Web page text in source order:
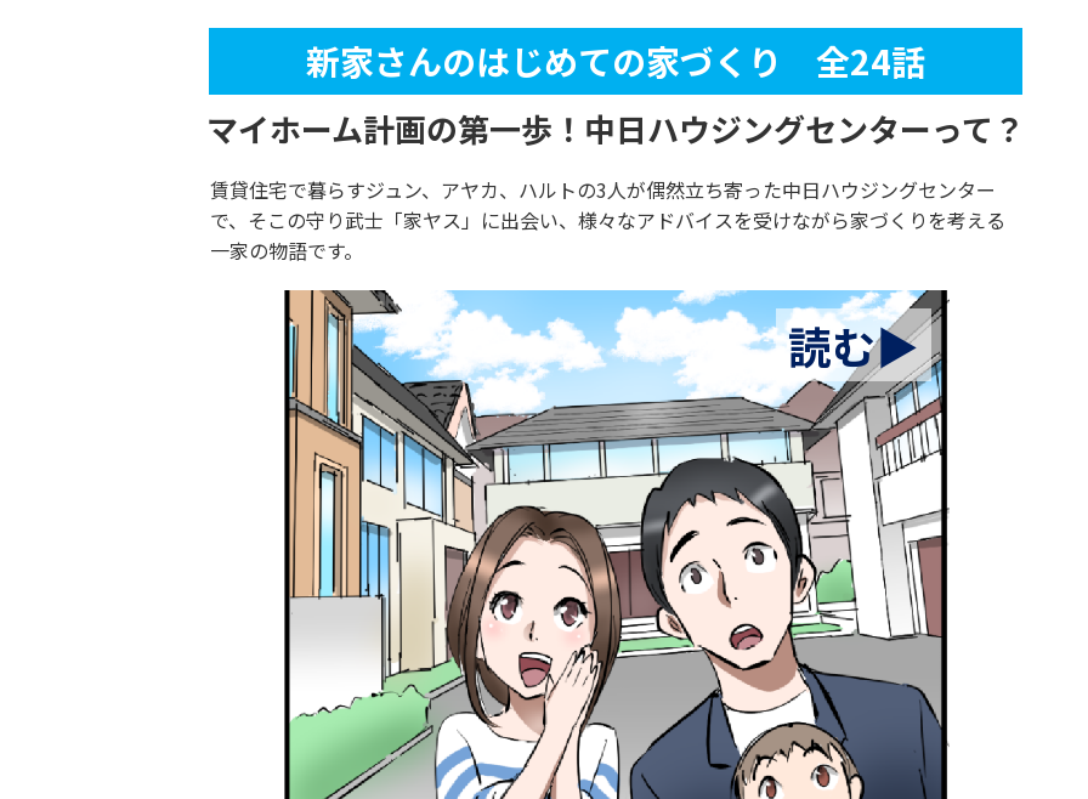
新家さんのはじめての家づくり 全24話
マイホーム計画の第一歩！ 中日ハウジングセンターって？
賃貸住宅で暮らすジュン、アヤカ、ハルトの3人が偶然立ち寄った中日ハウジングセンター
で、そこの守り武士「家ヤス」に出会い、様々なアドバイスを受けながら家づくりを考える
一家の物語です。
読む▶